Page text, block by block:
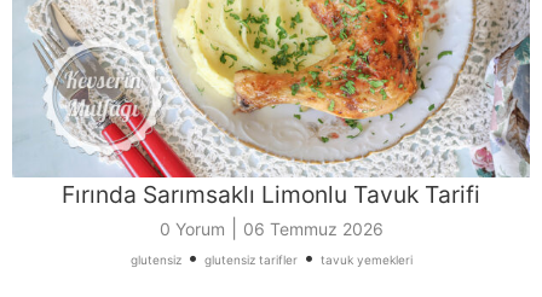
Fırında Sarımsaklı Limonlu Tavuk Tarifi
0 Yorum 06 Temmuz 2026
glutensiz• glutensiz tarifler• tavuk yemekleri